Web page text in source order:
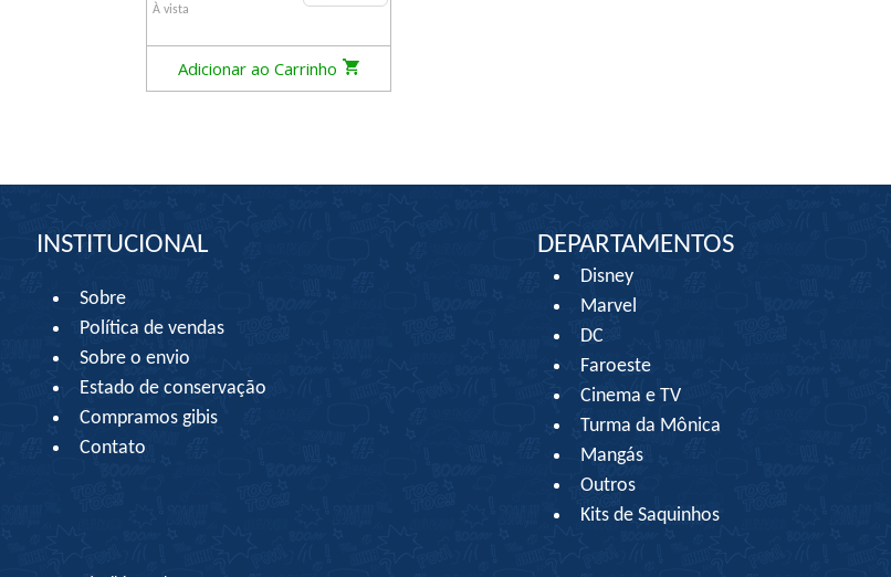
À vista
Adicionar ao Carrinho
INSTITUCIONAL
Sobre
Política de vendas
Sobre o envio
Estado de conservação
Compramos gibis
Contato
DEPARTAMENTOS
Disney
Marvel
DC
Faroeste
Cinema e TV
Turma da Mônica
Mangás
Outros
Kits de Saquinhos